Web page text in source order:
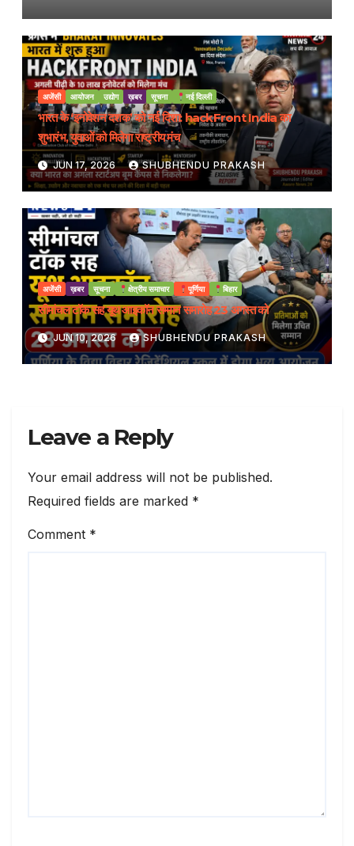
अजेंसी आयोजन उद्योग ख़बर सूचना नई दिल्ली
भारत के ‘इनोवेशन दशक’ को नई दिशा: hackFront India का
शुभारंभ, युवाओं को मिलेगा राष्ट्रीय मंच
JUN 17, 2026 SHUBHENDU PRAKASH
अजेंसी ख़बर सूचना क्षेत्रीय समाचार पूर्णिया बिहार
सीमांचल टॉक सह यूथ आइकॉन सम्मान समारोह 23 अगस्त को
JUN 10, 2026 SHUBHENDU PRAKASH
Leave a Reply
Your email address will not be published.
Required fields are marked *
Comment *